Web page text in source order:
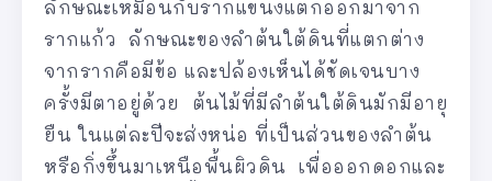
ลักษณะเหมือนกับรากแขนงแตกออกมาจาก
รากแก้ว ลักษณะของลำต้นใต้ดินที่แตกต่าง
จากรากคือมีข้อ และปล้องเห็นได้ชัดเจนบาง
ครั้งมีตาอยู่ด้วย ต้นไม้ที่มีลำต้นใต้ดินมักมีอายุ
ยืน ในแต่ละปีจะส่งหน่อ ที่เป็นส่วนของลำต้น
หรือกิ่งขึ้นมาเหนือพื้นผิวดิน เพื่อออกดอกและ